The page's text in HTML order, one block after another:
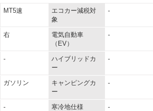
MT5速
エコカー減税対
象
-
右
電気自動車
（EV）
-
-
ハイブリッドカ
ー
-
ガソリン
キャンピングカ
ー
-
- 寒冷地仕様 -